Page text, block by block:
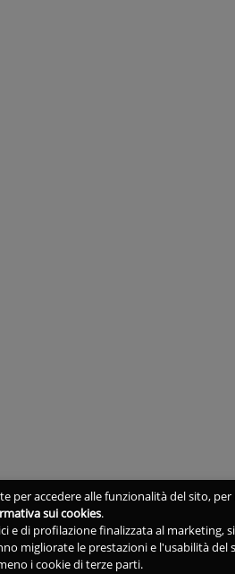
per accedere alle funzionalità del sito,
sui cookies.
e di profilazione finalizzata al
migliorate le prestazioni e l'usabilità
i cookie di terze parti.